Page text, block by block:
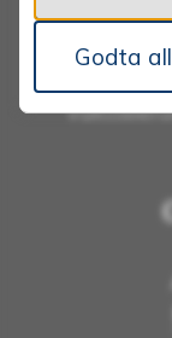
Godta